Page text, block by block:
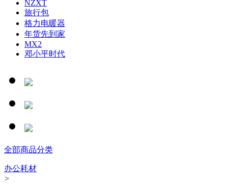
NZXT
旅行包
格力电暖器
年货先到家
MX2
邓小平时代
全部商品分类
办公耗材
>